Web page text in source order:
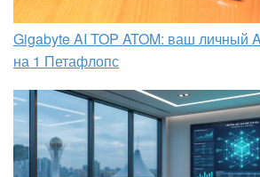
Gigabyte AI TOP ATOM: ваш личный
на 1 Петафлопс